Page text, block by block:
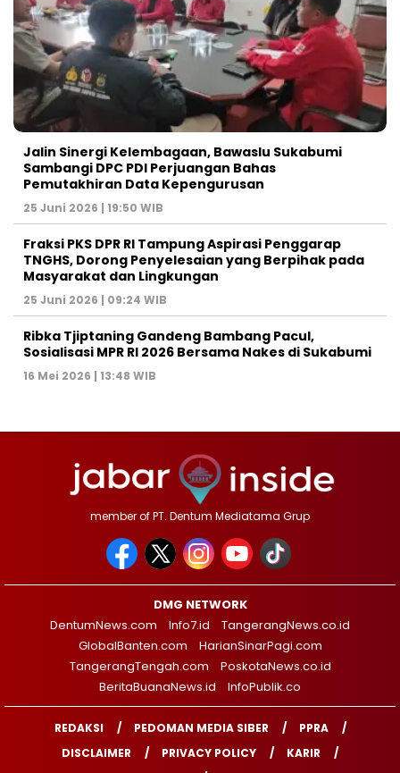
Jalin Sinergi Kelembagaan, Bawaslu Sukabumi
Sambangi DPC PDI Perjuangan Bahas
Pemutakhiran Data Kepengurusan
25 Juni 2026 | 19:50 WIB
‎Fraksi PKS DPR RI Tampung Aspirasi Penggarap
TNGHS, Dorong Penyelesaian yang Berpihak pada
Masyarakat dan Lingkungan‎
25 Juni 2026 | 09:24 WIB
Ribka Tjiptaning Gandeng Bambang Pacul,
Sosialisasi MPR RI 2026 Bersama Nakes di Sukabumi
16 Mei 2026 | 13:48 WIB
member of PT. Dentum Mediatama Grup
DMG NETWORK
DentumNews.com
Info7.id
TangerangNews.co.id
GlobalBanten.com
HarianSinarPagi.com
TangerangTengah.com
PoskotaNews.co.id
BeritaBuanaNews.id
InfoPublik.co
REDAKSI PEDOMAN MEDIA SIBER
PPRA
DISCLAIMER
PRIVACY POLICY
KARIR